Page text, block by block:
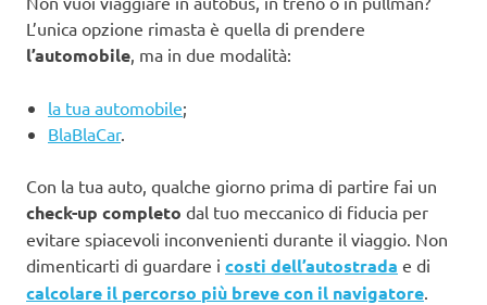
L’unica opzione rimasta è quella di prendere
l’automobile , ma in due modalità:
la tua automobile;
BlaBlaCar.
Con la tua auto, qualche giorno prima di partire fai un
check-up completo dal tuo meccanico di fiducia per
evitare spiacevoli inconvenienti durante il viaggio. Non
dimenticarti di guardare i costi dell’autostrada e di
calcolare il percorso più breve con il navigatore